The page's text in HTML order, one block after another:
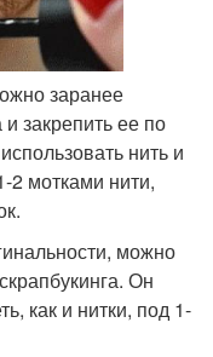
заранее
закрепить ее по
нить и
2 мотками нити,
можно
Он
как и нитки, под 1-